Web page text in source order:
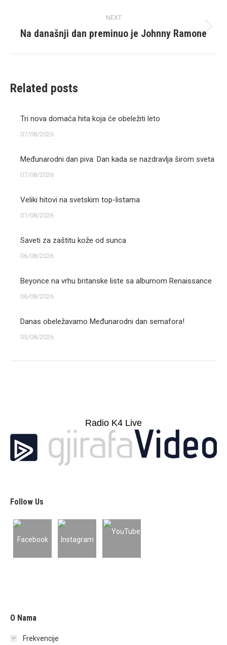
NEXT
Next
Na današnji dan preminuo je Johnny Ramone
Related posts
Tri nova domaća hita koja će obeležiti leto
07/08/2026
Međunarodni dan piva: Dan kada se nazdravlja širom sveta
07/08/2026
Veliki hitovi na svetskim top-listama
07/08/2026
Saveti za zaštitu kože od sunca
06/08/2026
Beyonce na vrhu britanske liste sa albumom Renaissance
06/08/2026
Danas obeležavamo Međunarodni dan semafora!
05/08/2026
Radio K4 Live
Follow Us
O Nama
Frekvencije